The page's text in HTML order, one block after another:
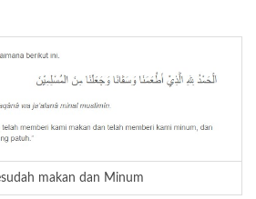
makan dan Minum